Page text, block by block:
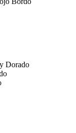
Dorado